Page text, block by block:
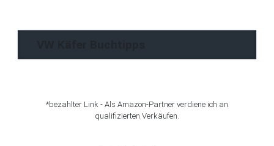
*bezahlter Link - Als Amazon-Partner verdiene ich an
qualifizierten Verkäufen.